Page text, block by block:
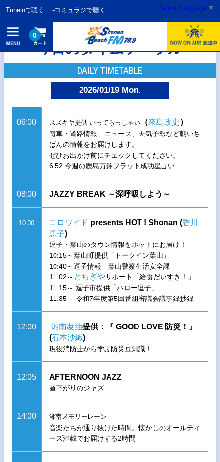
Tuneinで聴く i-コミュラジで聴く Select Language ▼
0
今日のタイムテーブル
DAILY TIMETABLE
2026/01/19 Mon.
06:00 スズキヤ提供 いってらっしゃい（來島政史 ）
電車・道路情報、ニュース、天気予報など朝いち
ばんの情報をお届けします。
ぜひお出かけ前にチェックしてください。
6:52 今週の鹿島万鈴フラット成功星占い
08:00 JAZZY BREAK ～深呼吸しよう～
10:00 コロワイド presents HOT ! Shonan (香川
恵子)
逗子・葉山のタウン情報をホットにお届け！
10:15～葉山町提供「トークイン葉山」
10:40～逗子情報 葉山警察生活安全課
11:02～ とちぎやサポート「給食だいすき！」
11:15～ 逗子市提供「ハロー逗子」
11:35～ 令和7年度第5回番組審議会議事録抄録
12:00 湘南菱油提供：『 GOOD LOVE 防災！』
(石本沙織)
現役消防士から学ぶ防災豆知識！
12:05 AFTERNOON JAZZ
昼下がりのジャズ
14:00 湘南メモリーレーン
音楽たちが通り抜けた時間。懐かしのオールディ
ーズ満載でお届けする2時間